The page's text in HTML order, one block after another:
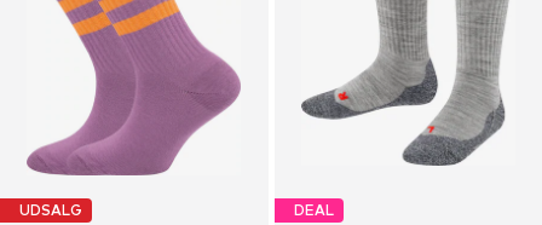
UDSALG DEAL